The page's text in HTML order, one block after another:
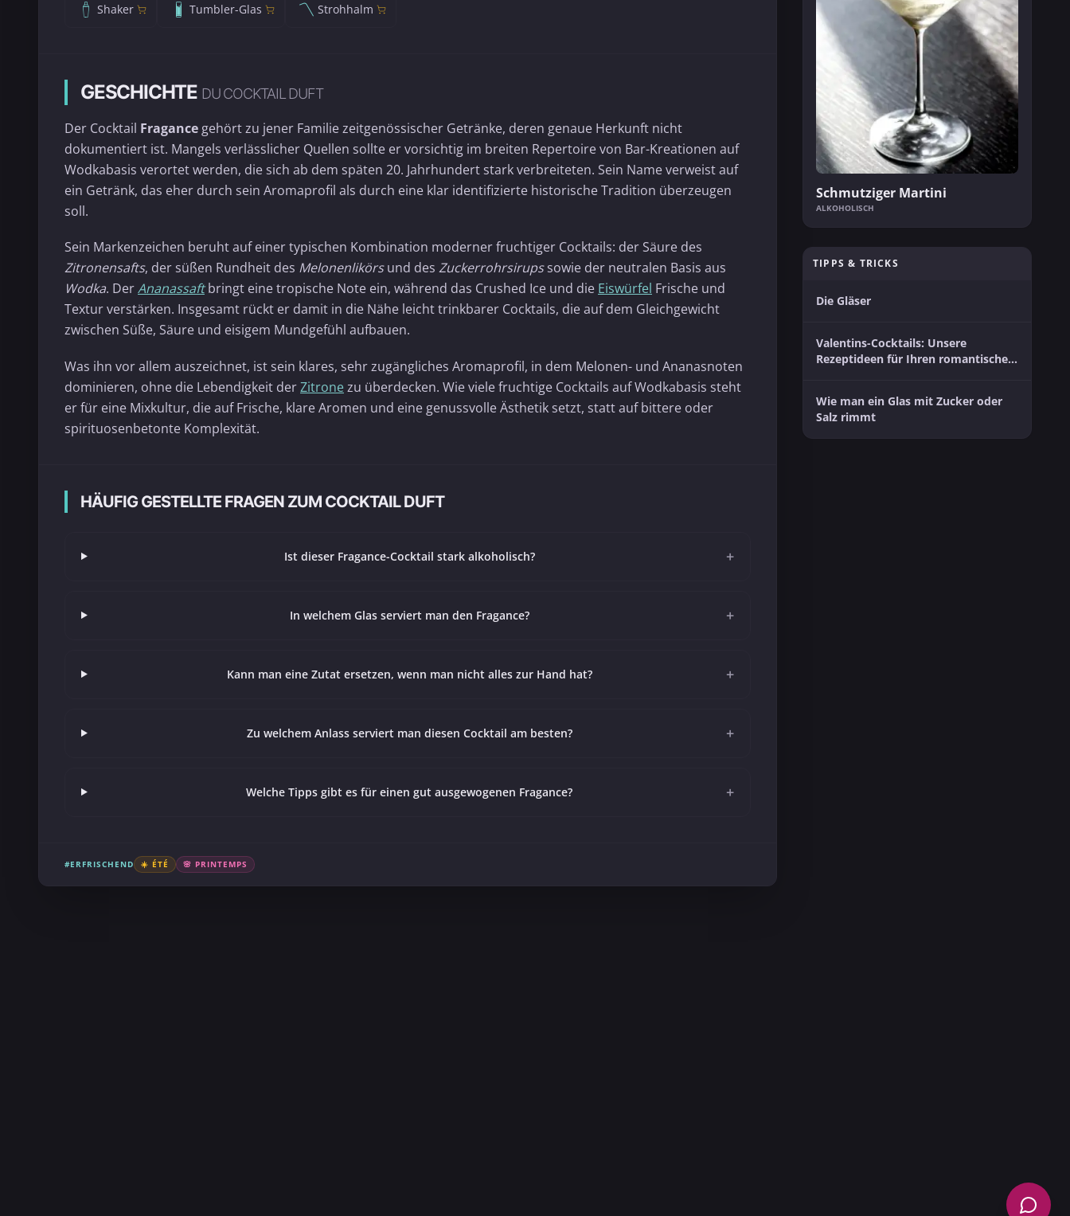
Shaker Tumbler-Glas Strohhalm
GESCHICHTE DU COCKTAIL DUFT
Der Cocktail Fragance gehört zu jener Familie zeitgenössischer Getränke, deren genaue Herkunft nicht
dokumentiert ist. Mangels verlässlicher Quellen sollte er vorsichtig im breiten Repertoire von Bar-Kreationen auf
Wodkabasis verortet werden, die sich ab dem späten 20. Jahrhundert stark verbreiteten. Sein Name verweist auf
ein Getränk, das eher durch sein Aromaprofil als durch eine klar identifizierte historische Tradition überzeugen
soll.
Sein Markenzeichen beruht auf einer typischen Kombination moderner fruchtiger Cocktails: der Säure des
Zitronensafts, der süßen Rundheit des Melonenlikörsund des Zuckerrohrsirupssowie der neutralen Basis aus
Wodka. DerAnanassaftbringt eine tropische Note ein, während das Crushed Ice und die Eiswürfel Frische und
Textur verstärken. Insgesamt rückt er damit in die Nähe leicht trinkbarer Cocktails, die auf dem Gleichgewicht
zwischen Süße, Säure und eisigem Mundgefühl aufbauen.
Was ihn vor allem auszeichnet, ist sein klares, sehr zugängliches Aromaprofil, in dem Melonen- und Ananasnoten
dominieren, ohne die Lebendigkeit derZitronezu überdecken. Wie viele fruchtige Cocktails auf Wodkabasis steht
er für eine Mixkultur, die auf Frische, klare Aromen und eine genussvolle Ästhetik setzt, statt auf bittere oder
spirituosenbetonte Komplexität.
HÄUFIG GESTELLTE FRAGEN ZUM COCKTAIL DUFT
Ist dieser Fragance-Cocktail stark alkoholisch? +
In welchem Glas serviert man den Fragance? +
Kann man eine Zutat ersetzen, wenn man nicht alles zur Hand hat? +
Zu welchem Anlass serviert man diesen Cocktail am besten? +
Welche Tipps gibt es für einen gut ausgewogenen Fragance? +
#ERFRISCHEND ☀️ ÉTÉ 🌸 PRINTEMPS
Schmutziger Martini
ALKOHOLISCH
TIPPS & TRICKS
Die Gläser
Valentins-Cocktails: Unsere
Rezeptideen für Ihren romantischen
Wie man ein Glas mit Zucker oder
Salz rimmt